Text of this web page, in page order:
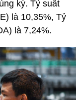
kỳ. Tỷ suất
là 10,35%, Tỷ
là 7,24%.